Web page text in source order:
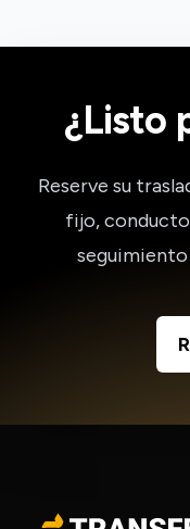
¿Listo
Reserve su
fijo,
seguimiento